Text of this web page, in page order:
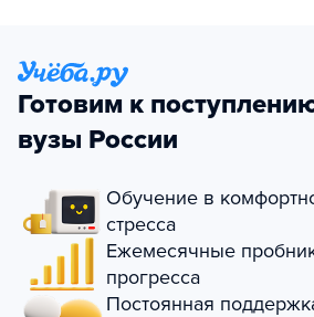
Готовим к
вузы России
Обучение в
стресса
Ежемесячные
прогресса
Постоянная